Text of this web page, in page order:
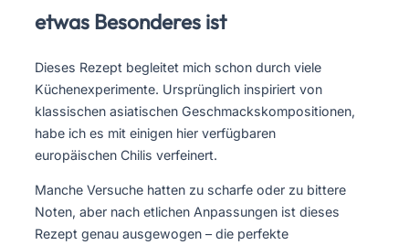
etwas Besonderes ist
Dieses Rezept begleitet mich schon durch viele
Küchenexperimente. Ursprünglich inspiriert von
klassischen asiatischen Geschmackskompositionen,
habe ich es mit einigen hier verfügbaren
europäischen Chilis verfeinert.
Manche Versuche hatten zu scharfe oder zu bittere
Noten, aber nach etlichen Anpassungen ist dieses
Rezept genau ausgewogen – die perfekte